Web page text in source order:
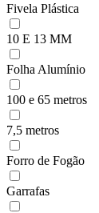
Fivela Plástica
10 E 13 MM
Folha Alumínio
100 e 65 metros
7,5 metros
Forro de Fogão
Garrafas